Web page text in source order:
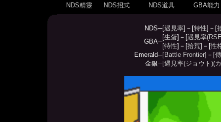
NDS精靈
NDS招式 NDS道具 GBA能
NDS─[遇見率]－[特性]－[
GBA─
[生蛋]－[遇見率
[特性]－[拾荒]－[性
Emerald─[Battle Frontier]－[
金銀─[遇見率(ジョウト)(